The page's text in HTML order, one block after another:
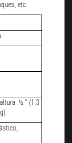
etc.
½ " (1.3